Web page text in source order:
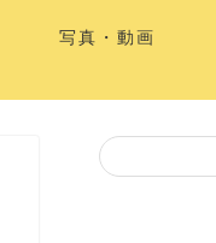
写真・動画